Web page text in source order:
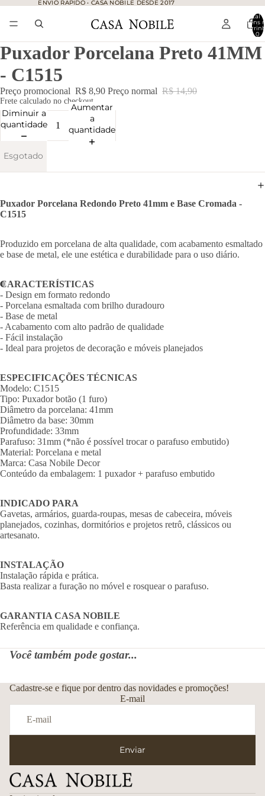
ENVIO RÁPIDO • CASA NOBILE DESDE 2017
ENVIO RÁPIDO • CASA NOBILE DESDE 2017
Total
itens
0
Puxador Porcelana Preto 41MM
- C1515
Preço promocional R$ 8,90 Preço normal R$ 14,90
Frete calculado no checkout.
Diminuir a
quantidade
Aumentar
a
quantidade
Esgotado
Puxador Porcelana Redondo Preto 41mm e Base Cromada -
C1515
Produzido em porcelana de alta qualidade, com acabamento esmaltado
e base de metal, ele une estética e durabilidade para o uso diário.
CARACTERÍSTICAS
- Design em formato redondo
- Porcelana esmaltada com brilho duradouro
- Base de metal
- Acabamento com alto padrão de qualidade
- Fácil instalação
- Ideal para projetos de decoração e móveis planejados
ESPECIFICAÇÕES TÉCNICAS
Modelo: C1515
Tipo: Puxador botão (1 furo)
Diâmetro da porcelana: 41mm
Diâmetro da base: 30mm
Profundidade: 33mm
Parafuso: 31mm (*não é possível trocar o parafuso embutido)
Material: Porcelana e metal
Marca: Casa Nobile Decor
Conteúdo da embalagem: 1 puxador + parafuso embutido
INDICADO PARA
Gavetas, armários, guarda-roupas, mesas de cabeceira, móveis
planejados, cozinhas, dormitórios e projetos retrô, clássicos ou
artesanato.
INSTALAÇÃO
Instalação rápida e prática.
Basta realizar a furação no móvel e rosquear o parafuso.
GARANTIA CASA NOBILE
Referência em qualidade e confiança.
Você também pode gostar...
Cadastre-se e fique por dentro das novidades e promoções!
E-mail
Enviar